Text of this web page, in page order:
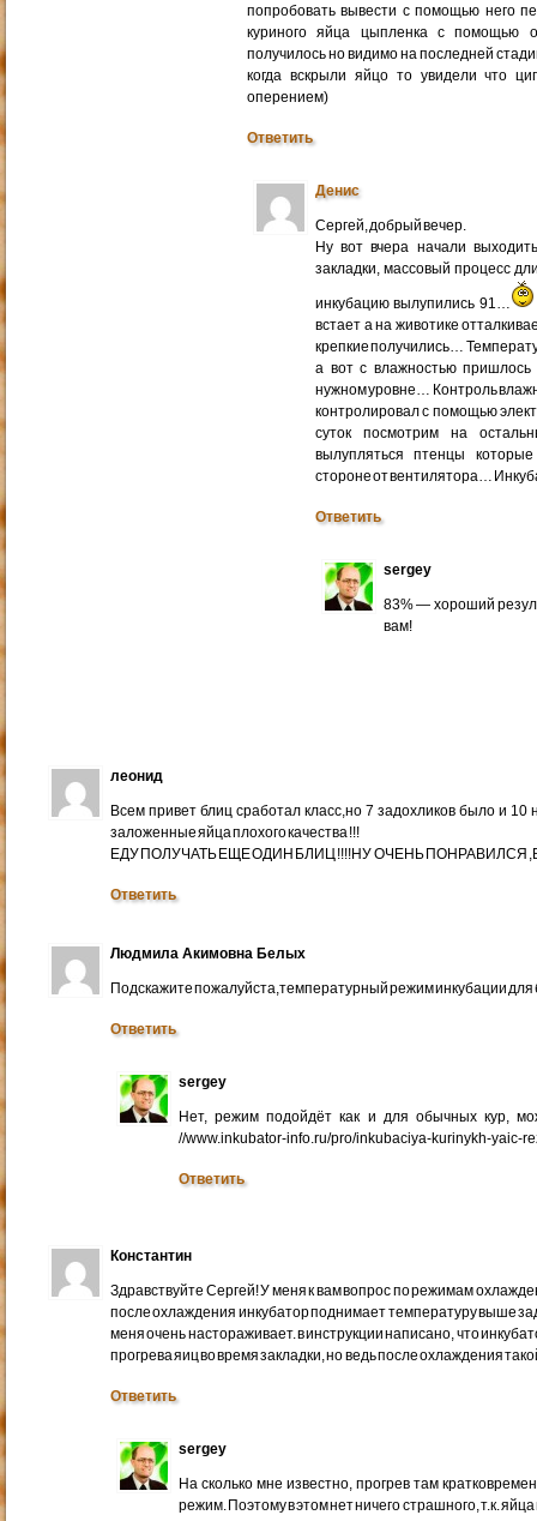
попробовать вывести с помощью него
куриного яйца цыпленка с помощью
получилось но видимо на последней
когда вскрыли яйцо то увидели что
оперением)
Ответить
Денис
Сергей, добрый вечер.
Ну вот вчера начали
закладки, массовый процесс
инкубацию вылупились 91…
встает а на животике
крепкие получились…
а вот с влажностью пришлось
нужном уровне… Контроль
контролировал с помощью
суток посмотрим на
вылупляться птенцы
стороне от вентилятора…
Ответить
sergey
83% — хороший
вам!
леонид
Всем привет блиц сработал класс,но 7 задохликов было и
заложенные яйца плохого качества !!!
ЕДУ ПОЛУЧАТЬ ЕЩЕ ОДИН БЛИЦ !!!!НУ ОЧЕНЬ ПОНРАВИЛСЯ
Ответить
Людмила Акимовна Белых
Подскажите пожалуйста,температурный режим инкубации
Ответить
sergey
Нет, режим подойдёт как и для обычных кур,
//www.inkubator-info.ru/pro/inkubaciya-kurinykh-yaic-
Ответить
Константин
Здравствуйте Сергей! У меня к вам вопрос по режимам
после охлаждения инкубатор поднимает температуру выше
меня очень настораживает. в инструкции написано, что
прогрева яиц во время закладки, но ведь после охлаждения
Ответить
sergey
На сколько мне известно, прогрев там
режим. Поэтому в этом нет ничего страшного, т.к.